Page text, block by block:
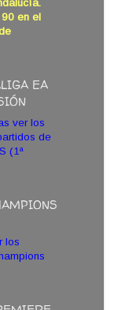
90 en el
EA
ver los
de
(1ª
los